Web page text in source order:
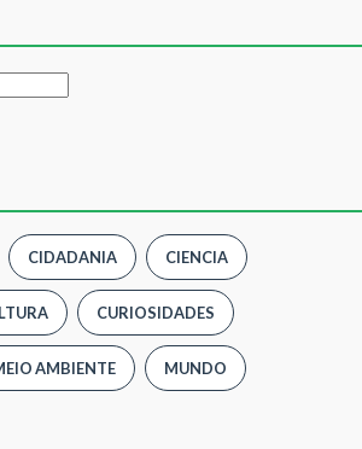
CIDADANIA CIENCIA
CURIOSIDADES
AMBIENTE MUNDO